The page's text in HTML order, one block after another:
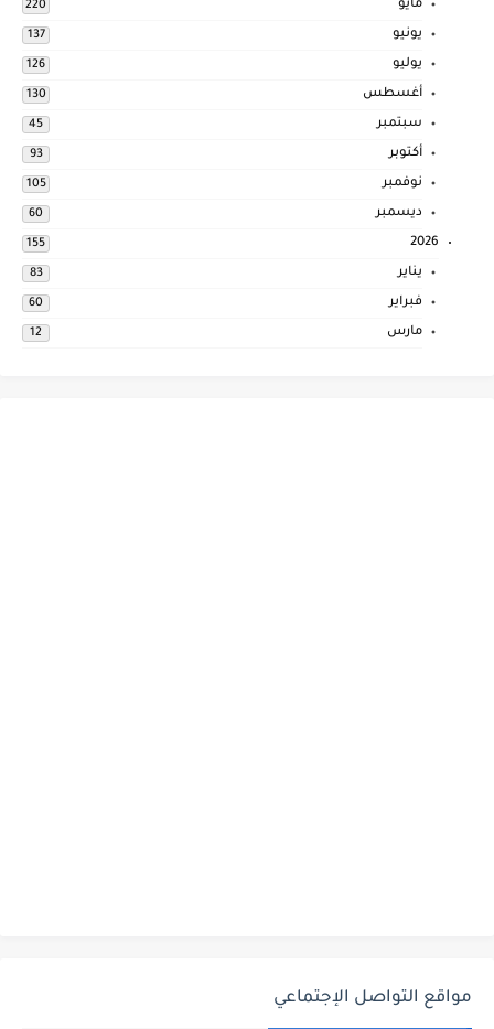
مايو 220
يونيو 137
يوليو 126
أغسطس 130
سبتمبر 45
أكتوبر 93
نوفمبر 105
ديسمبر 60
2026
155
يناير 83
فبراير 60
مارس 12
مواقع التواصل الإجتماعي